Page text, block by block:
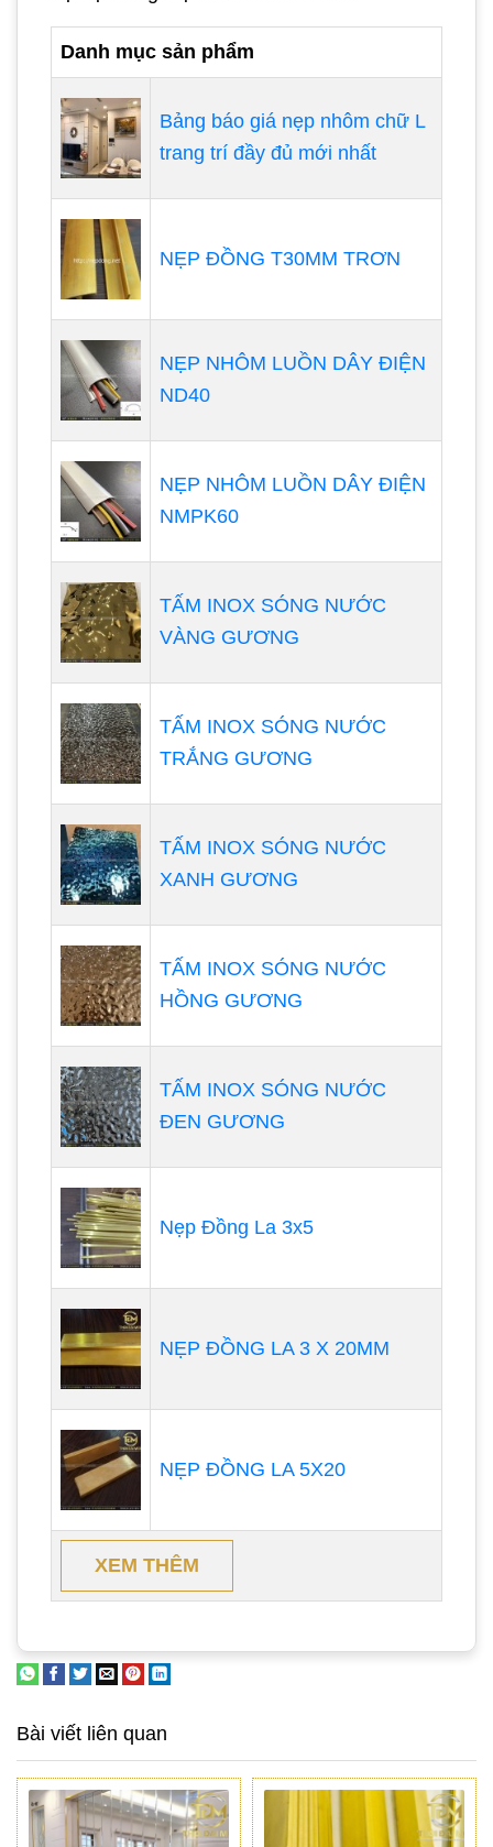
Danh mục sản phẩm
Bảng báo giá nẹp nhôm chữ L
trang trí đầy đủ mới nhất
NẸP ĐỒNG T30MM TRƠN
NẸP NHÔM LUỒN DÂY ĐIỆN
ND40
NẸP NHÔM LUỒN DÂY ĐIỆN
NMPK60
TẤM INOX SÓNG NƯỚC
VÀNG GƯƠNG
TẤM INOX SÓNG NƯỚC
TRẮNG GƯƠNG
TẤM INOX SÓNG NƯỚC
XANH GƯƠNG
TẤM INOX SÓNG NƯỚC
HỒNG GƯƠNG
TẤM INOX SÓNG NƯỚC
ĐEN GƯƠNG
Nẹp Đồng La 3x5
NẸP ĐỒNG LA 3 X 20MM
NẸP ĐỒNG LA 5X20
XEM THÊM
Bài viết liên quan